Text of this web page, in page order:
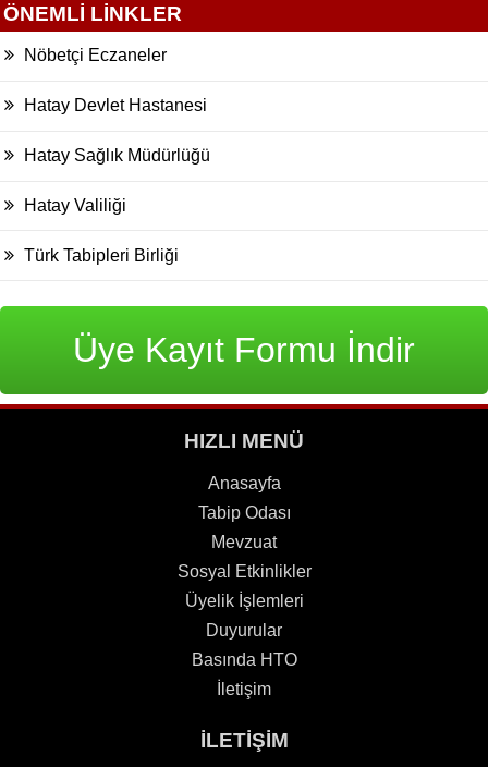
ÖNEMLİ LİNKLER
Nöbetçi Eczaneler
Hatay Devlet Hastanesi
Hatay Sağlık Müdürlüğü
Hatay Valiliği
Türk Tabipleri Birliği
Üye Kayıt Formu İndir
HIZLI MENÜ
Anasayfa
Tabip Odası
Mevzuat
Sosyal Etkinlikler
Üyelik İşlemleri
Duyurular
Basında HTO
İletişim
İLETİŞİM